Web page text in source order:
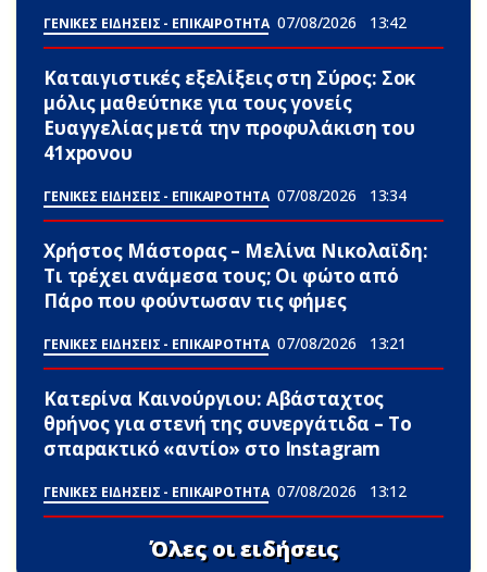
ΓΕΝΙΚΕΣ ΕΙΔΗΣΕΙΣ - ΕΠΙΚΑΙΡΟΤΗΤΑ 07/08/2026 13:42
Καταιγιστικές εξελίξεις στη Σύρος: Σoκ
μόλις μαθεύτnκε για τους γονείς
Ευαγγελίας μετά την προφυλάκιση του
41xpονου
ΓΕΝΙΚΕΣ ΕΙΔΗΣΕΙΣ - ΕΠΙΚΑΙΡΟΤΗΤΑ 07/08/2026 13:34
Χρήστος Μάστορας – Μελίνα Νικολαϊδη:
Τι τρέχει ανάμεσα τους; Οι φώτο από
Πάρο που φούντωσαν τις φήμες
ΓΕΝΙΚΕΣ ΕΙΔΗΣΕΙΣ - ΕΠΙΚΑΙΡΟΤΗΤΑ 07/08/2026 13:21
Κατερίνα Καινούργιου: Αβάσταχτος
θpήνος για στενή της συνεργάτιδα – Το
σπαpακτικό «αντίο» στο Instagram
ΓΕΝΙΚΕΣ ΕΙΔΗΣΕΙΣ - ΕΠΙΚΑΙΡΟΤΗΤΑ 07/08/2026 13:12
Όλες οι ειδήσεις